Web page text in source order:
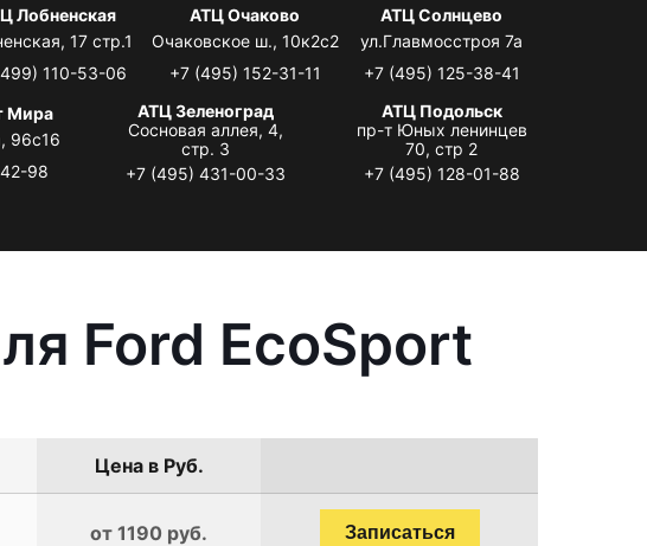
Лобненская
17 стр.1
110-53-06
АТЦ Очаково
Очаковское ш., 10к2с2
+7 (495) 152-31-11
АТЦ Солнцево
ул.Главмосстроя 7а
+7 (495) 125-38-41
Мира
96с16
98
АТЦ Зеленоград
Сосновая аллея, 4,
стр. 3
+7 (495) 431-00-33
АТЦ Подольск
пр-т Юных ленинцев
70, стр 2
+7 (495) 128-01-88
Ford EcoSport
Цена в Руб.
от 1190 руб. Записаться